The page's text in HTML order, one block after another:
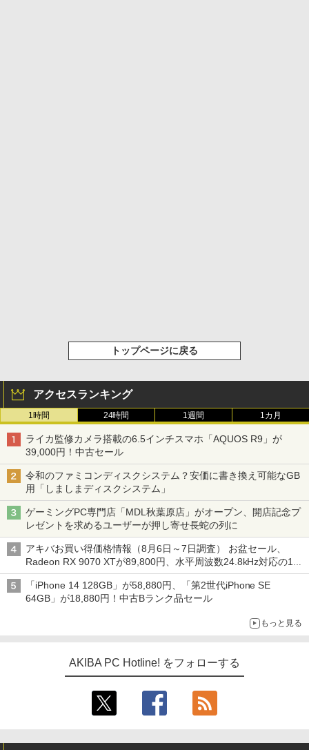
トップページに戻る
アクセスランキング
1時間 24時間 1週間 1カ月
ライカ監修カメラ搭載の6.5インチスマホ「AQUOS R9」が
39,000円！中古セール
令和のファミコンディスクシステム？安価に書き換え可能なGB
用「しましまディスクシステム」
ゲーミングPC専門店「MDL秋葉原店」がオープン、開店記念プ
レゼントを求めるユーザーが押し寄せ長蛇の列に
アキバお買い得価格情報（8月6日～7日調査） お盆セール、
Radeon RX 9070 XTが89,800円、水平周波数24.8kHz対応の17
型モニターが9,801円、暑さ指数連動セール ほか
「iPhone 14 128GB」が58,880円、「第2世代iPhone SE
64GB」が18,880円！中古Bランク品セール
もっと見る
AKIBA PC Hotline! をフォローする